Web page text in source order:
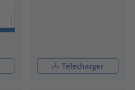
Télécharger